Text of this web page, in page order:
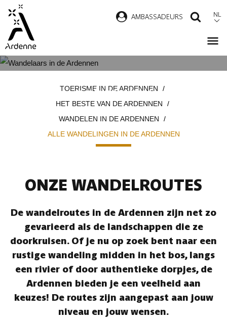
Overslaan
naar
inhoud
AMBASSADEURS NL
ARDENNEN
TOERISME IN DE ARDENNEN
HET BESTE VAN DE ARDENNEN
WANDELEN IN DE ARDENNEN
ALLE WANDELINGEN IN DE ARDENNEN
ONZE WANDELROUTES
De wandelroutes in de Ardennen zijn net zo
gevarieerd als de landschappen die ze
doorkruisen. Of je nu op zoek bent naar een
rustige wandeling midden in het bos, langs
een rivier of door authentieke dorpjes, de
Ardennen bieden je een veelheid aan
keuzes! De routes zijn aangepast aan jouw
niveau en jouw wensen.